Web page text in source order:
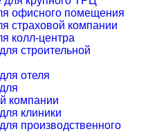
офисного помещения
страховой компании
колл-центра
строительной
отеля
компании
клиники
производственного